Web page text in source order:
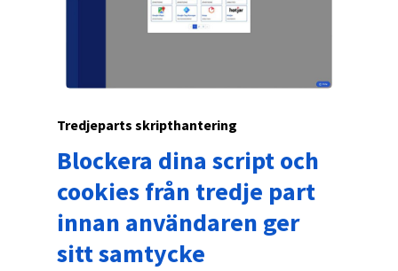
Tredjeparts skripthantering
Blockera dina script och
cookies från tredje part
innan användaren ger
sitt samtycke